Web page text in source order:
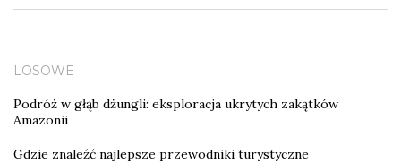
LOSOWE
Podróż w głąb dżungli: eksploracja ukrytych zakątków
Amazonii
Gdzie znaleźć najlepsze przewodniki turystyczne